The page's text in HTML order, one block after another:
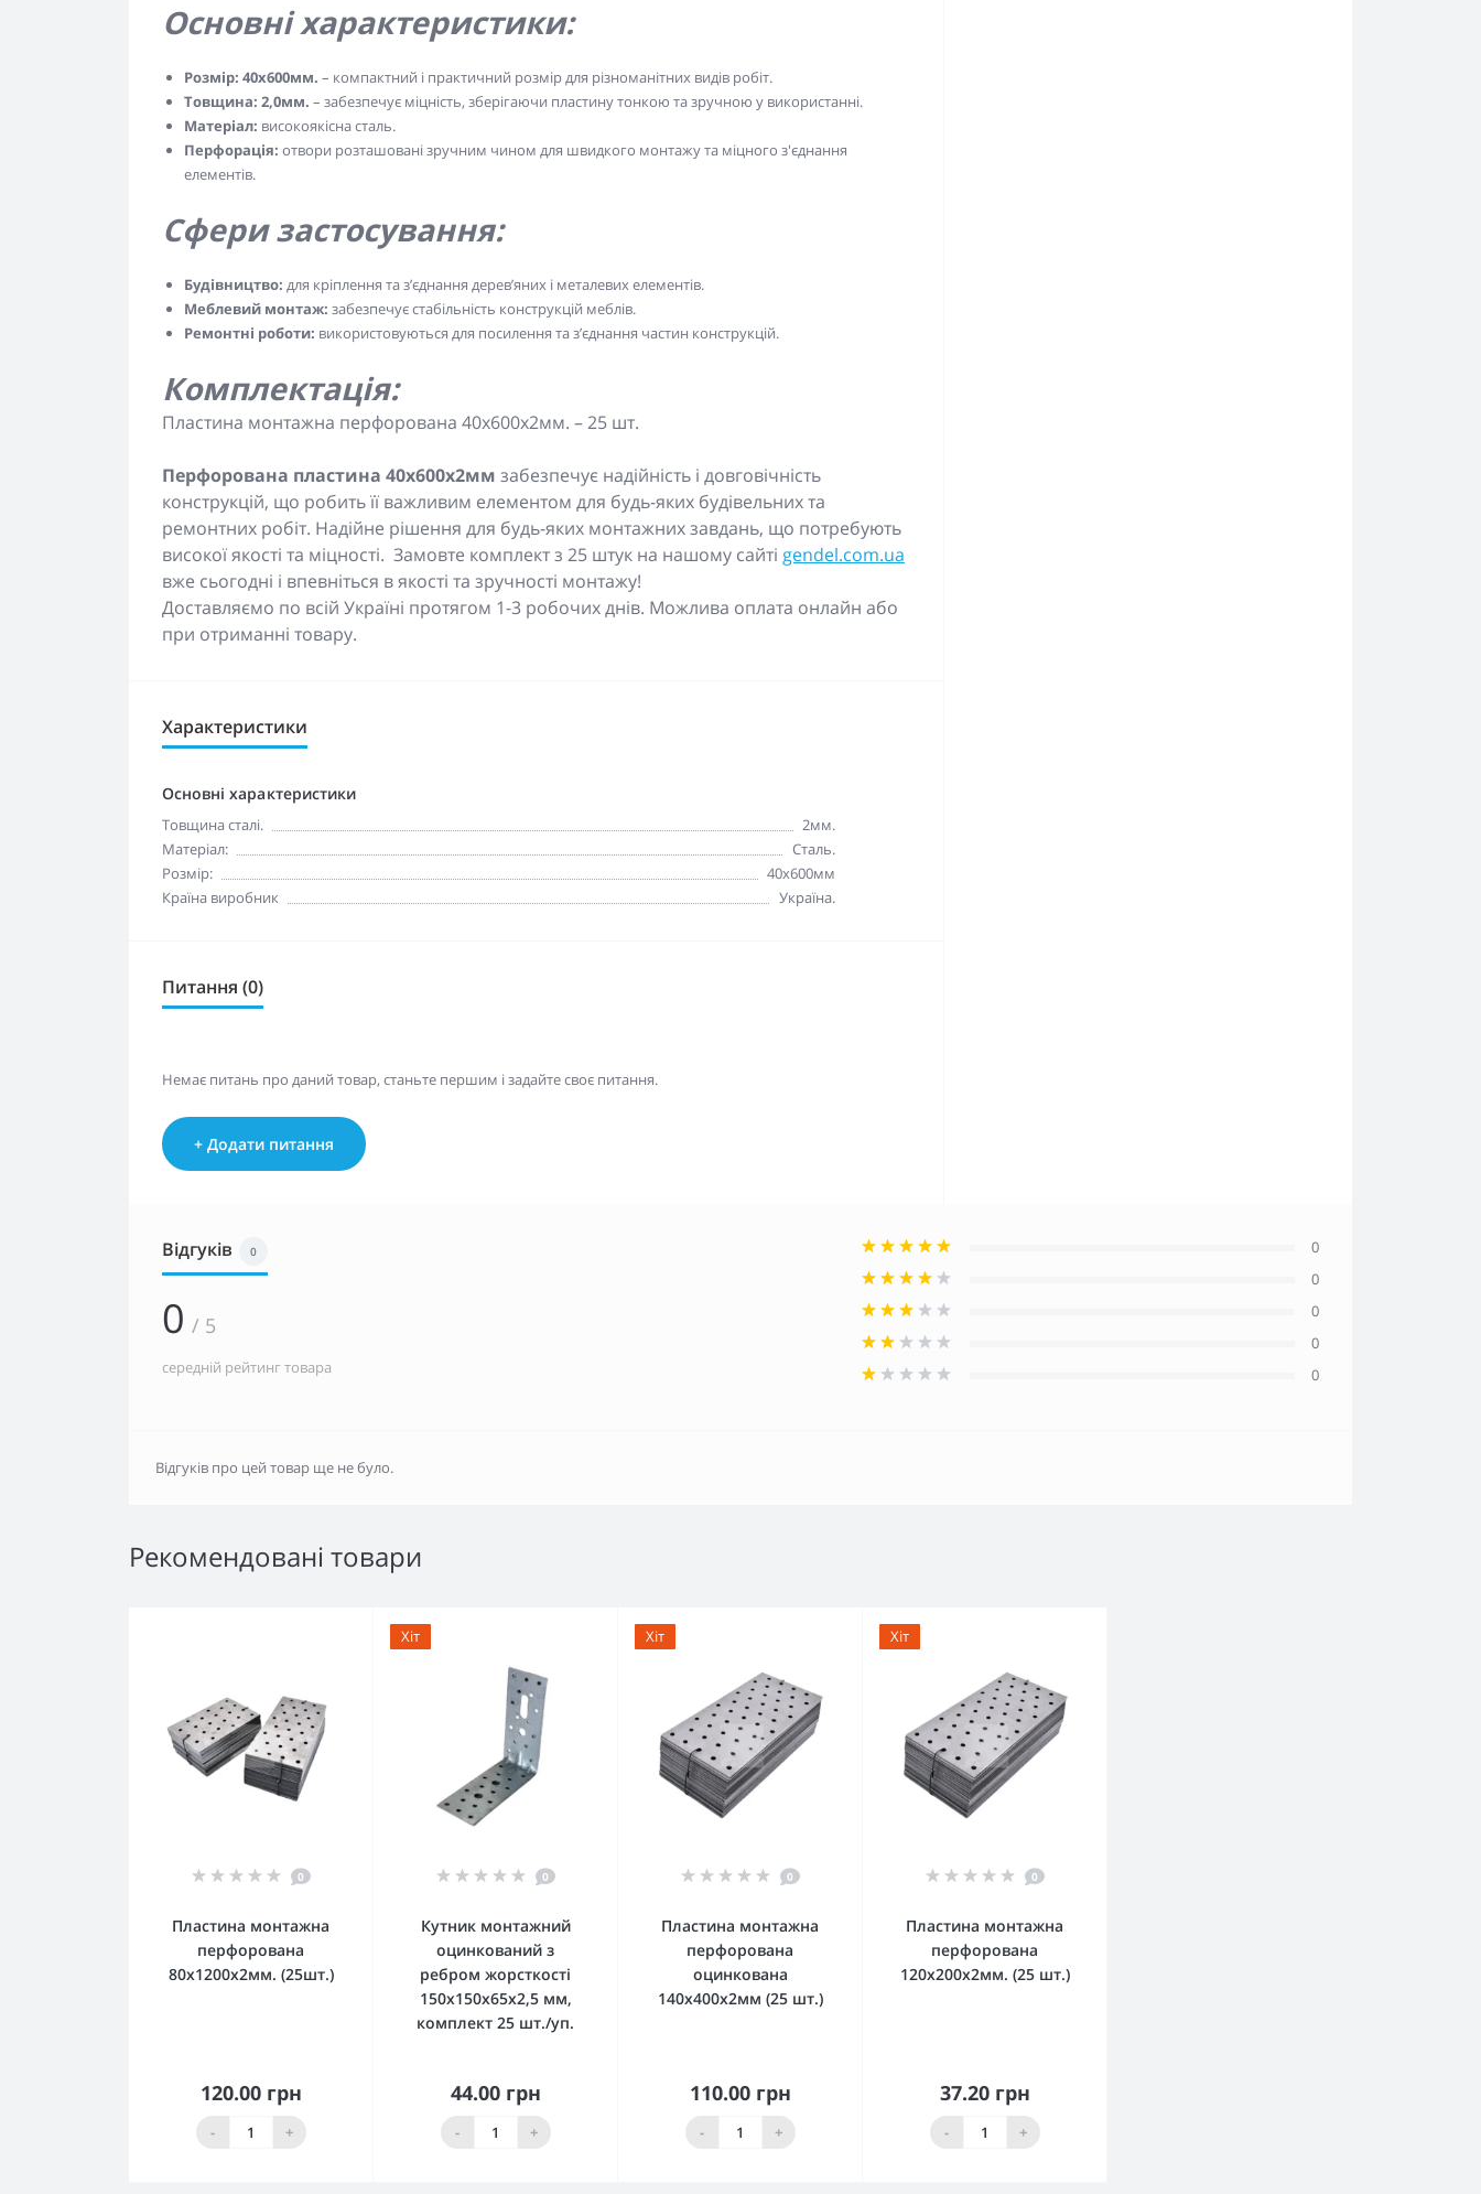
Основні характеристики:
Розмір: 40x600мм. – компактний і практичний розмір для різноманітних видів робіт.
Товщина: 2,0мм. – забезпечує міцність, зберігаючи пластину тонкою та зручною у використанні.
Матеріал: високоякісна сталь.
Перфорація: отвори розташовані зручним чином для швидкого монтажу та міцного з'єднання
елементів.
Сфери застосування:
Будівництво: для кріплення та з’єднання дерев’яних і металевих елементів.
Меблевий монтаж: забезпечує стабільність конструкцій меблів.
Ремонтні роботи: використовуються для посилення та з’єднання частин конструкцій.
Комплектація:
Пластина монтажна перфорована 40x600x2мм. – 25 шт.
Перфорована пластина 40x600x2мм забезпечує надійність і довговічність
конструкцій, що робить її важливим елементом для будь-яких будівельних та
ремонтних робіт. Надійне рішення для будь-яких монтажних завдань, що потребують
високої якості та міцності. Замовте комплект з 25 штук на нашому сайті gendel.com.ua
вже сьогодні і впевніться в якості та зручності монтажу!
Доставляємо по всій Україні протягом 1-3 робочих днів. Можлива оплата онлайн або
при отриманні товару.
Характеристики
Основні характеристики
Товщина сталі.
2мм.
Матеріал:
Сталь.
Розмір:
40x600мм
Країна виробник
Україна.
Питання (0)
Немає питань про даний товар, станьте першим і задайте своє питання.
+ Додати питання
Відгуків 0
0 / 5
середній рейтинг товара
0
0
0
0
0
Відгуків про цей товар ще не було.
Рекомендовані товари
0
Пластина монтажна
перфорована
80x1200x2мм. (25шт.)
120.00 грн
- +
До кошика
Хіт
0
Кутник монтажний
оцинкований з
ребром жорсткості
150x150x65x2,5 мм,
комплект 25 шт./уп.
44.00 грн
- +
До кошика
Хіт
0
Пластина монтажна
перфорована
оцинкована
140x400x2мм (25 шт.)
110.00 грн
- +
До кошика
Хіт
0
Пластина монтажна
перфорована
120x200x2мм. (25 шт.)
37.20 грн
- +
До кошика